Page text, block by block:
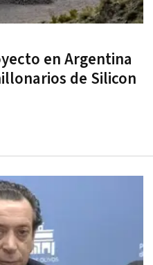
en Argentina
de Silicon